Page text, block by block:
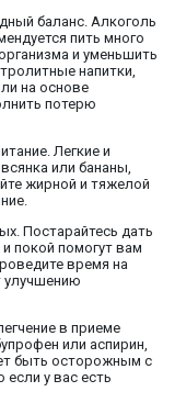
баланс. Алкоголь
пить много
и уменьшить
напитки,
на основе
потерю
Легкие и
или бананы,
жирной и тяжелой
Постарайтесь дать
покой помогут вам
время на
улучшению
в приеме
или аспирин,
быть осторожным с
у вас есть